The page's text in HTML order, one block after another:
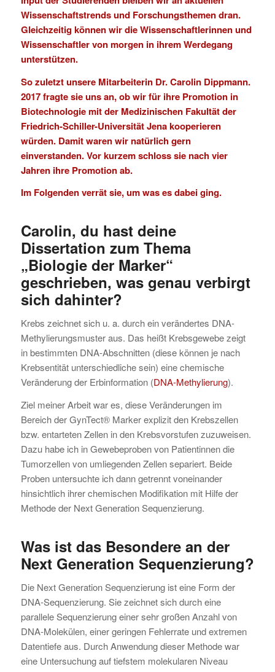
Wissenschaftstrends und Forschungsthemen dran.
Gleichzeitig können wir die Wissenschaftlerinnen und
Wissenschaftler von morgen in ihrem Werdegang
unterstützen.
So zuletzt unsere Mitarbeiterin Dr. Carolin Dippmann.
2017 fragte sie uns an, ob wir für ihre Promotion in
Biotechnologie mit der Medizinischen Fakultät der
Friedrich-Schiller-Universität Jena kooperieren
würden. Damit waren wir natürlich gern
einverstanden. Vor kurzem schloss sie nach vier
Jahren ihre Promotion ab.
Im Folgenden verrät sie, um was es dabei ging.
Carolin, du hast deine
Dissertation zum Thema
„Biologie der Marker“
geschrieben, was genau verbirgt
sich dahinter?
Krebs zeichnet sich u. a. durch ein verändertes DNA-
Methylierungsmuster aus. Das heißt Krebsgewebe zeigt
in bestimmten DNA-Abschnitten (diese können je nach
Krebsentität unterschiedliche sein) eine chemische
Veränderung der Erbinformation (DNA-Methylierung).
Ziel meiner Arbeit war es, diese Veränderungen im
Bereich der GynTect® Marker explizit den Krebszellen
bzw. entarteten Zellen in den Krebsvorstufen zuzuweisen.
Dazu habe ich in Gewebeproben von Patientinnen die
Tumorzellen von umliegenden Zellen separiert. Beide
Proben untersuchte ich dann getrennt voneinander
hinsichtlich ihrer chemischen Modifikation mit Hilfe der
Methode der Next Generation Sequenzierung.
Was ist das Besondere an der
Next Generation Sequenzierung?
Die Next Generation Sequenzierung ist eine Form der
DNA-Sequenzierung. Sie zeichnet sich durch eine
parallele Sequenzierung einer sehr großen Anzahl von
DNA‑Molekülen, einer geringen Fehlerrate und extremen
Datentiefe aus. Durch Anwendung dieser Methode war
eine Untersuchung auf tiefstem molekularen Niveau